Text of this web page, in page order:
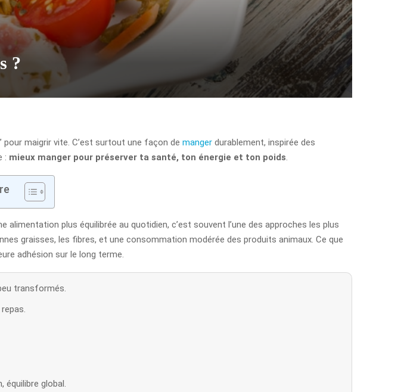
?
pour maigrir vite. C’est surtout une façon de manger durablement, inspirée des
: mieux manger pour préserver ta santé, ton énergie et ton poids
plus équilibrée au quotidien, c’est souvent l’une des approches les plus
graisses, les fibres, et une consommation modérée des produits animaux. Ce que
adhésion sur le long terme.
transformés.
global.